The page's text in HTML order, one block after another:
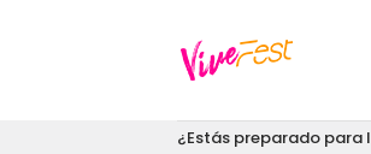
¿Estás preparado para